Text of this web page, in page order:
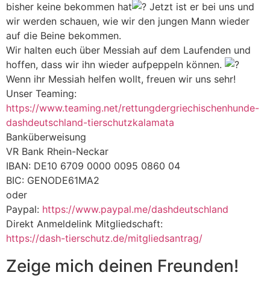
bisher keine bekommen hat
Jetzt ist er bei uns und
wir werden schauen, wie wir den jungen Mann wieder
auf die Beine bekommen.
Wir halten euch über Messiah auf dem Laufenden und
hoffen, dass wir ihn wieder aufpeppeln können.
Wenn ihr Messiah helfen wollt, freuen wir uns sehr!
Unser Teaming:
https://www.teaming.net/rettungdergriechischenhunde-
dashdeutschland-tierschutzkalamata
Banküberweisung
VR Bank Rhein-Neckar
IBAN: DE10 6709 0000 0095 0860 04
BIC: GENODE61MA2
oder
Paypal: https://www.paypal.me/dashdeutschland
Direkt Anmeldelink Mitgliedschaft:
https://dash-tierschutz.de/mitgliedsantrag/
Zeige mich deinen Freunden!